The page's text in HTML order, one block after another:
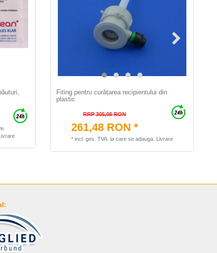
Fiting pentru curățarea recipientului din
plastic
RRP 305,06 RON
261,48 RON *
* incl. ges. TVA. la care se adauga. Livrare